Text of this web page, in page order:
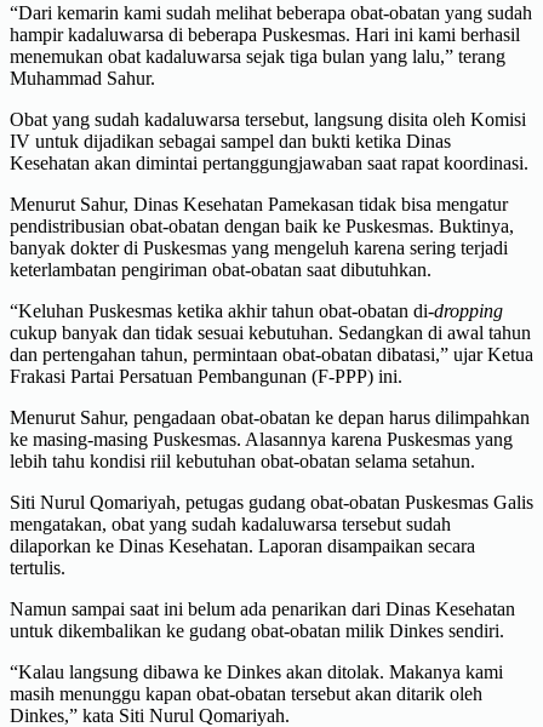
“Dari kemarin kami sudah melihat beberapa obat-obatan yang sudah
hampir kadaluwarsa di beberapa Puskesmas. Hari ini kami berhasil
menemukan obat kadaluwarsa sejak tiga bulan yang lalu,” terang
Muhammad Sahur.
Obat yang sudah kadaluwarsa tersebut, langsung disita oleh Komisi
IV untuk dijadikan sebagai sampel dan bukti ketika Dinas
Kesehatan akan dimintai pertanggungjawaban saat rapat koordinasi.
Menurut Sahur, Dinas Kesehatan Pamekasan tidak bisa mengatur
pendistribusian obat-obatan dengan baik ke Puskesmas. Buktinya,
banyak dokter di Puskesmas yang mengeluh karena sering terjadi
keterlambatan pengiriman obat-obatan saat dibutuhkan.
“Keluhan Puskesmas ketika akhir tahun obat-obatan di-dropping
cukup banyak dan tidak sesuai kebutuhan. Sedangkan di awal tahun
dan pertengahan tahun, permintaan obat-obatan dibatasi,” ujar Ketua
Frakasi Partai Persatuan Pembangunan (F-PPP) ini.
Menurut Sahur, pengadaan obat-obatan ke depan harus dilimpahkan
ke masing-masing Puskesmas. Alasannya karena Puskesmas yang
lebih tahu kondisi riil kebutuhan obat-obatan selama setahun.
Siti Nurul Qomariyah, petugas gudang obat-obatan Puskesmas Galis
mengatakan, obat yang sudah kadaluwarsa tersebut sudah
dilaporkan ke Dinas Kesehatan. Laporan disampaikan secara
tertulis.
Namun sampai saat ini belum ada penarikan dari Dinas Kesehatan
untuk dikembalikan ke gudang obat-obatan milik Dinkes sendiri.
“Kalau langsung dibawa ke Dinkes akan ditolak. Makanya kami
masih menunggu kapan obat-obatan tersebut akan ditarik oleh
Dinkes,” kata Siti Nurul Qomariyah.